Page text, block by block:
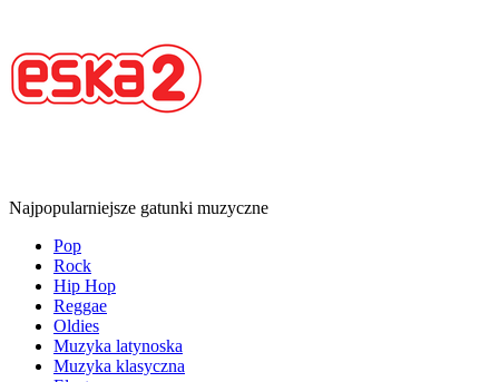
Najpopularniejsze gatunki muzyczne
Pop
Rock
Hip Hop
Reggae
Oldies
Muzyka latynoska
Muzyka klasyczna